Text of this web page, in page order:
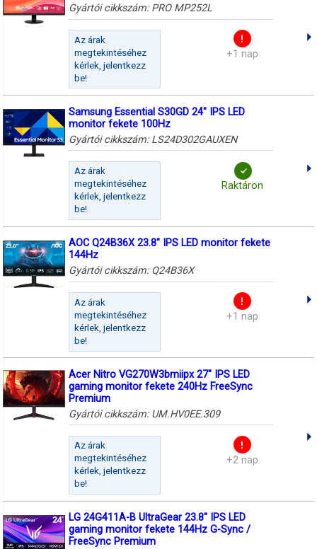
Gyártói cikkszám: PRO MP252L
Az árak
megtekintéséhez
kérlek, jelentkezz
be!
+1 nap
Samsung Essential S30GD 24" IPS LED
monitor fekete 100Hz
Gyártói cikkszám: LS24D302GAUXEN
Az árak
megtekintéséhez
kérlek, jelentkezz
be!
Raktáron
AOC Q24B36X 23.8" IPS LED monitor fekete
144Hz
Gyártói cikkszám: Q24B36X
Az árak
megtekintéséhez
kérlek, jelentkezz
be!
+1 nap
Acer Nitro VG270W3bmiipx 27" IPS LED
gaming monitor fekete 240Hz FreeSync
Premium
Gyártói cikkszám: UM.HV0EE.309
Az árak
megtekintéséhez
kérlek, jelentkezz
be!
+2 nap
LG 24G411A-B UltraGear 23.8" IPS LED
gaming monitor fekete 144Hz G-Sync /
FreeSync Premium